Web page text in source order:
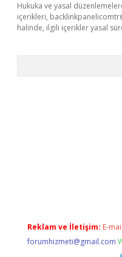
Hukuka ve yasal
içerikleri,
halinde, ilgili içerikler yasal
Reklam ve İletişim: E-
forumhizmeti@gmail.com